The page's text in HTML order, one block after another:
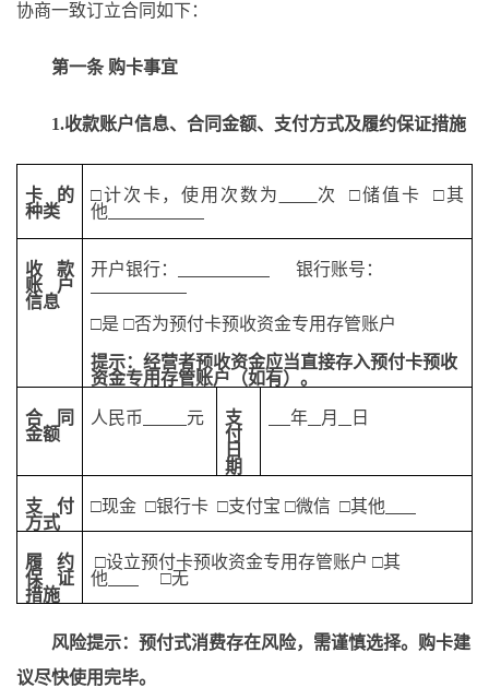
协商一致订立合同如下：
第一条 购卡事宜
1.收款账户信息、合同金额、 支付方式及履约保证措施
卡 的
种类
□计次卡，使用次数为 次 □储值卡 □其
他
收款
账户
信息
开户银行： 银行账号：
□是 □否为预付卡预收资金专用存管账户
提示：经营者预收资金应当直接存入预付卡预收
资金专用存管账户（如有）。
合同
金额
人民币 元
支
付
日
期
年 月 日
支付
方式
□现金 □银行卡 □支付宝 □微信 □其他
履约
保证
措施
□设立预付卡预收资金专用存管账户 □其
他
□无
风险提示：预付式消费存在风险，需谨慎选择。购卡建
议尽快使用完毕。